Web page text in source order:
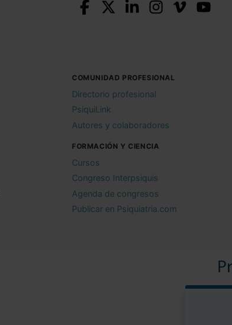
COMUNIDAD PROFESIONAL
Directorio profesional
PsiquiLink
Autores y colaboradores
FORMACIÓN Y CIENCIA
Cursos
Congreso Interpsiquis
Agenda de congresos
Publicar en Psiquiatria.com